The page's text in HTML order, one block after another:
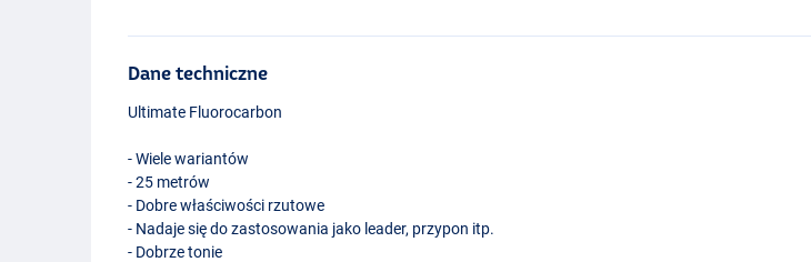
Dane techniczne
Ultimate Fluorocarbon
- Wiele wariantów
- 25 metrów
- Dobre właściwości rzutowe
- Nadaje się do zastosowania jako leader, przypon itp.
- Dobrze tonie